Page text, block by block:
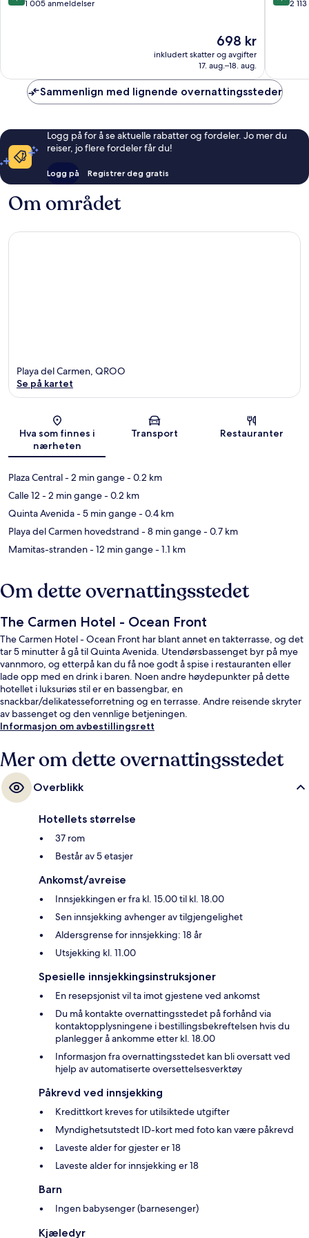
av
1 005 anmeldelser
Prisen
698 kr
698 kr
inkludert skatter og avgifter
17. aug.–18. aug.
av
2
Sammenlign med lignende overnattingssteder
Logg på for å se aktuelle rabatter og fordeler. Jo mer du
reiser, jo flere fordeler får du!
Logg på Registrer deg gratis
Om området
Kart
Playa del Carmen, QROO
Se på kartet
Hva som finnes i
nærheten
Transport Restauranter
Plaza Central- 2 min gange- 0.2 km
Calle 12 - 2 min gange- 0.2 km
Quinta Avenida- 5 min gange- 0.4 km
Playa del Carmen hovedstrand - 8 min gange- 0.7 km
Mamitas-stranden- 12 min gange- 1.1 km
Om dette overnattingsstedet
The Carmen Hotel - Ocean Front
The Carmen Hotel - Ocean Front har blant annet en takterrasse, og det
tar 5 minutter å gå til Quinta Avenida. Utendørsbassenget byr på mye
vannmoro, og etterpå kan du få noe godt å spise i restauranten eller
lade opp med en drink i baren. Noen andre høydepunkter på dette
hotellet i luksuriøs stil er en bassengbar, en
snackbar/delikatesseforretning og en terrasse. Andre reisende skryter
av bassenget og den vennlige betjeningen.
Informasjon om avbestillingsrett
Mer om dette overnattingsstedet
Overblikk
Hotellets størrelse
37 rom
Består av 5 etasjer
Ankomst/avreise
Innsjekkingen er fra kl. 15.00 til kl. 18.00
Sen innsjekking avhenger av tilgjengelighet
Aldersgrense for innsjekking: 18 år
Utsjekking kl. 11.00
Spesielle innsjekkingsinstruksjoner
En resepsjonist vil ta imot gjestene ved ankomst
Du må kontakte overnattingsstedet på forhånd via
kontaktopplysningene i bestillingsbekreftelsen hvis du
planlegger å ankomme etter kl. 18.00
Informasjon fra overnattingsstedet kan bli oversatt ved
hjelp av automatiserte oversettelsesverktøy
Påkrevd ved innsjekking
Kredittkort kreves for utilsiktede utgifter
Myndighetsutstedt ID-kort med foto kan være påkrevd
Laveste alder for gjester er 18
Laveste alder for innsjekking er 18
Barn
Ingen babysenger (barnesenger)
Kjæledyr